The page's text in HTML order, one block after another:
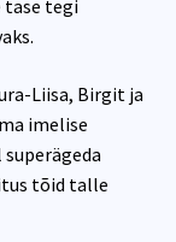
tase tegi
Liisa, Birgit ja
imelise
tõid talle